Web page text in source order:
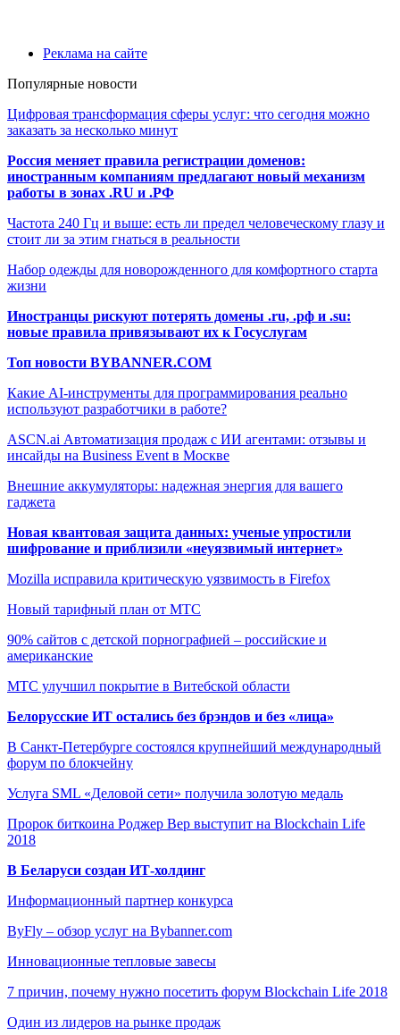
Реклама на сайте
Популярные новости
Цифровая трансформация сферы услуг: что сегодня можно
заказать за несколько минут
Россия меняет правила регистрации доменов:
иностранным компаниям предлагают новый механизм
работы в зонах .RU и .РФ
Частота 240 Гц и выше: есть ли предел человеческому глазу и
стоит ли за этим гнаться в реальности
Набор одежды для новорожденного для комфортного старта
жизни
Иностранцы рискуют потерять домены .ru, .рф и .su:
новые правила привязывают их к Госуслугам
Топ новости BYBANNER.COM
Какие AI-инструменты для программирования реально
используют разработчики в работе?
ASCN.ai Автоматизация продаж с ИИ агентами: отзывы и
инсайды на Business Event в Москве
Внешние аккумуляторы: надежная энергия для вашего
гаджета
Новая квантовая защита данных: ученые упростили
шифрование и приблизили «неуязвимый интернет»
Mozilla исправила критическую уязвимость в Firefox
Новый тарифный план от МТС
90% сайтов с детской порнографией – российские и
американские
МТС улучшил покрытие в Витебской области
Белорусские ИТ остались без брэндов и без «лица»
В Санкт-Петербурге состоялся крупнейший международный
форум по блокчейну
Услуга SML «Деловой сети» получила золотую медаль
Пророк биткоина Роджер Вер выступит на Blockchain Life
2018
В Беларуси создан ИТ-холдинг
Информационный партнер конкурса
ByFly – обзор услуг на Bybanner.com
Инновационные тепловые завесы
7 причин, почему нужно посетить форум Blockchain Life 2018
Один из лидеров на рынке продаж